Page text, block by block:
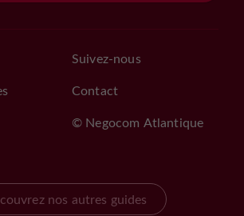
Suivez-nous
Contact
© Negocom Atlantique
nos autres guides